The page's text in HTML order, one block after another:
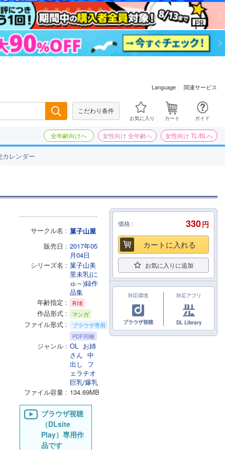
Language 関連サービス
こだわり条件
お気に入り カート ガイド
全年齢向けへ 女性向け 全年齢へ 女性向け TL/BLへ
カレンダー
サークル名
菓子山屋
販売日
2017年05
月04日
シリーズ名
菓子山美
里未乳(に
ゅ～)録作
品集
年齢指定
R18
作品形式 マンガ
ファイル形式
ブラウザ専用
PDF同梱
ジャンル OL お姉
さん 中
出し
フ
ェラチオ
巨乳/爆乳
ファイル容量
134.69MB
ブラウザ視聴
（DLsite
Play）専用作
品です
価格 330円
カートに入れる
お気に入りに追加
対応環境
ブラウザ視聴
対応アプリ
DL Library